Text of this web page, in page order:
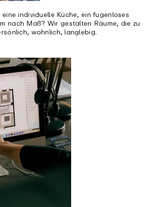
individuelle Küche, ein fugenloses
nach Maß? Wir gestalten Räume, die zu
wohnlich, langlebig.